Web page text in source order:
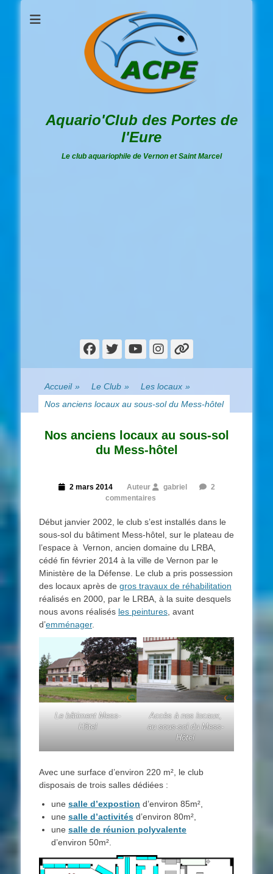
Aquario'Club des Portes de
l'Eure
Le club aquariophile de Vernon et Saint Marcel
Facebook
Twitter
YouTube
Instagram
Accueil » Le Club » Les locaux »
Nos anciens locaux au sous-sol du Mess-hôtel
Nos anciens locaux au sous-sol
du Mess-hôtel
Posted2 mars 2014 Auteur gabriel
2
commentaires
Début janvier 2002, le club s’est installés dans le
sous-sol du bâtiment Mess-hôtel, sur le plateau de
l’espace à Vernon, ancien domaine du LRBA,
cédé fin février 2014 à la ville de Vernon par le
Ministère de la Défense. Le club a pris possession
des locaux après de gros travaux de réhabilitation
réalisés en 2000, par le LRBA, à la suite desquels
nous avons réalisés les peintures , avant
d’emménager.
Le bâtiment Mess-
Hôtel
Accès à nos locaux,
au sous-sol du Mess-
Hôtel
Avec une surface d’environ 220 m², le club
disposais de trois salles dédiées :
une salle d’expostion d’environ 85m²,
une salle d’activités d’environ 80m²,
une salle de réunion polyvalente
d’environ 50m².